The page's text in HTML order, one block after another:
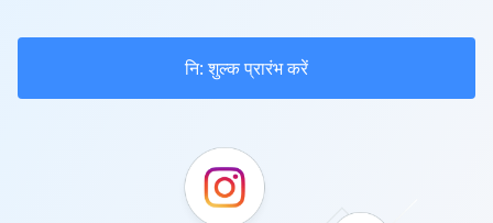
नि: शुल्क प्रारंभ करें